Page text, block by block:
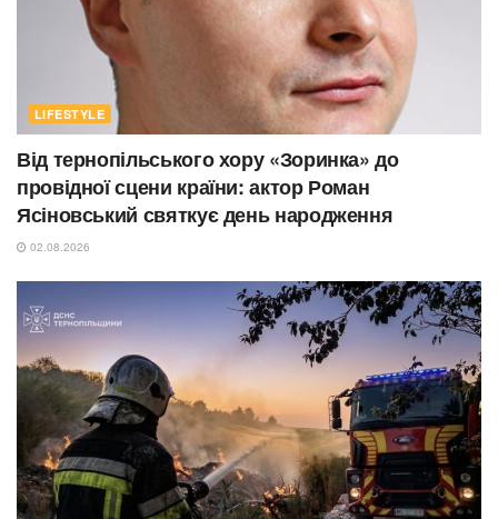
LIFESTYLE
Від тернопільського хору «Зоринка» до
провідної сцени країни: актор Роман
Ясіновський святкує день народження
02.08.2026